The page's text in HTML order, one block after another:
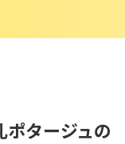
ポタージュの